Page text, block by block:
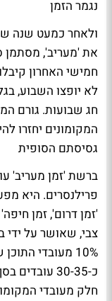
נגמר הזמן
ולאחר כמעט שנה
את 'מעריב', מסתמן
חמישי האחרון
לא יופצו השבוע,
חג שבועות. גורם
המקומונים יחזרו
גסיסתם הסופית
פרילנסרים. היא
'זמן דרום', זמן
צבי, שאושר על
10% מעובדי
כ-30-35
חלק מעובדי